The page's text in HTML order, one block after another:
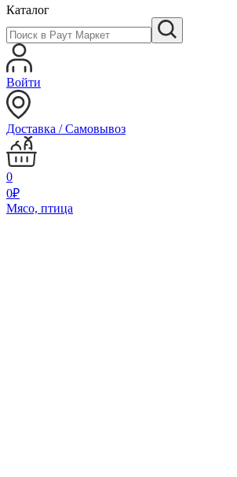
Каталог
Войти
Доставка / Самовывоз
0
0₽
Мясо, птица